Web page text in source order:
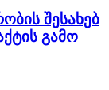
შესახებ
გამო